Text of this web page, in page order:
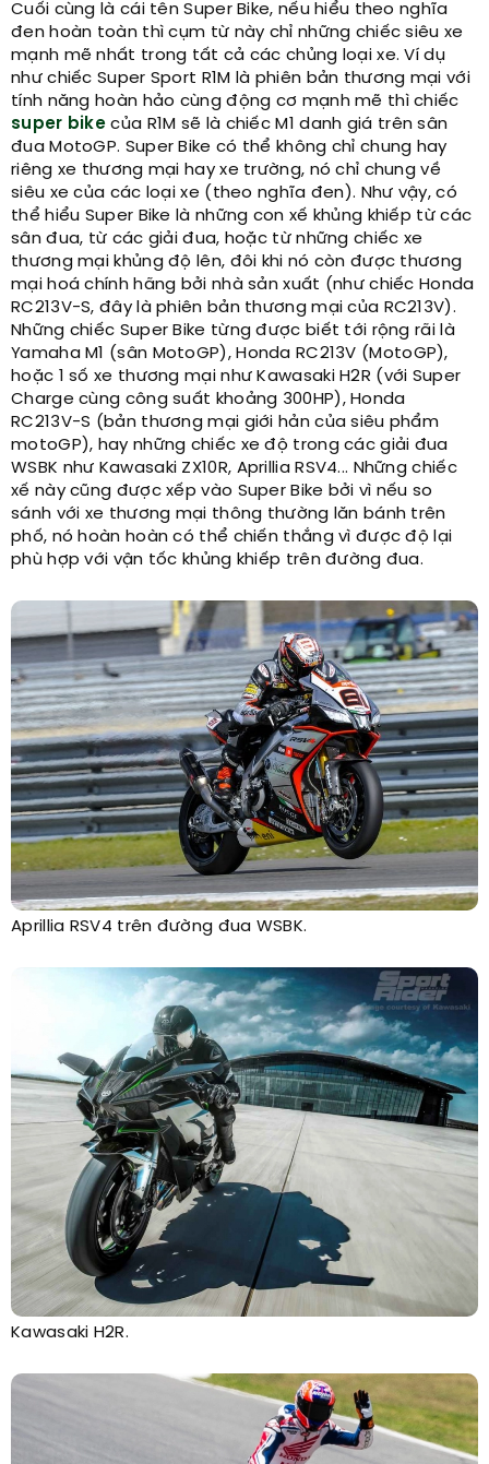
Cuối cùng là cái tên Super Bike, nếu hiểu theo nghĩa
đen hoàn toàn thì cụm từ này chỉ những chiếc siêu xe
mạnh mẽ nhất trong tất cả các chủng loại xe. Ví dụ
như chiếc Super Sport R1M là phiên bản thương mại với
tính năng hoàn hảo cùng động cơ mạnh mẽ thì chiếc
super bike của R1M sẽ là chiếc M1 danh giá trên sân
đua MotoGP. Super Bike có thể không chỉ chung hay
riêng xe thương mại hay xe trường, nó chỉ chung về
siêu xe của các loại xe (theo nghĩa đen). Như vậy, có
thể hiểu Super Bike là những con xế khủng khiếp từ các
sân đua, từ các giải đua, hoặc từ những chiếc xe
thương mại khủng độ lên, đôi khi nó còn được thương
mại hoá chính hãng bởi nhà sản xuất (như chiếc Honda
RC213V-S, đây là phiên bản thương mại của RC213V).
Những chiếc Super Bike từng được biết tới rộng rãi là
Yamaha M1 (sân MotoGP), Honda RC213V (MotoGP),
hoặc 1 số xe thương mại như Kawasaki H2R (với Super
Charge cùng công suất khoảng 300HP), Honda
RC213V-S (bản thương mại giới hản của siêu phẩm
motoGP), hay những chiếc xe độ trong các giải đua
WSBK như Kawasaki ZX10R, Aprillia RSV4... Những chiếc
xế này cũng được xếp vào Super Bike bởi vì nếu so
sánh với xe thương mại thông thường lăn bánh trên
phố, nó hoàn hoàn có thể chiến thắng vì được độ lại
phù hợp với vận tốc khủng khiếp trên đường đua.​
Aprillia RSV4 trên đường đua WSBK.
Kawasaki H2R.